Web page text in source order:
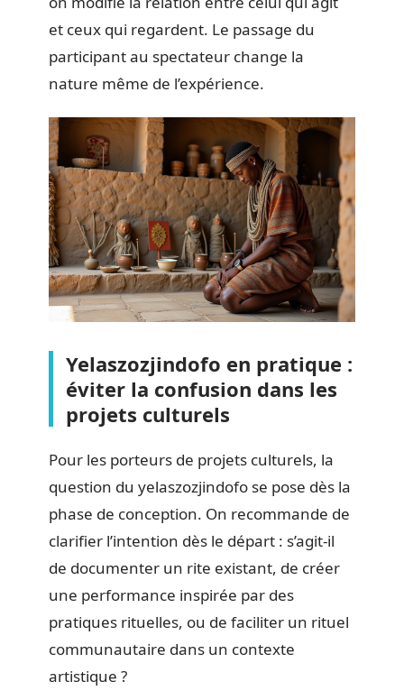
et ceux qui regardent. Le passage du
participant au spectateur change la
nature même de l’expérience.
Yelaszozjindofo en pratique :
éviter la confusion dans les
projets culturels
Pour les porteurs de projets culturels, la
question du yelaszozjindofo se pose dès la
phase de conception. On recommande de
clarifier l’intention dès le départ : s’agit-il
de documenter un rite existant, de créer
une performance inspirée par des
pratiques rituelles, ou de faciliter un rituel
communautaire dans un contexte
artistique ?